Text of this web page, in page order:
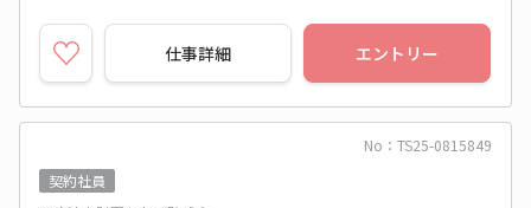
仕事詳細 エントリー
No：TS25-0815849
契約社員